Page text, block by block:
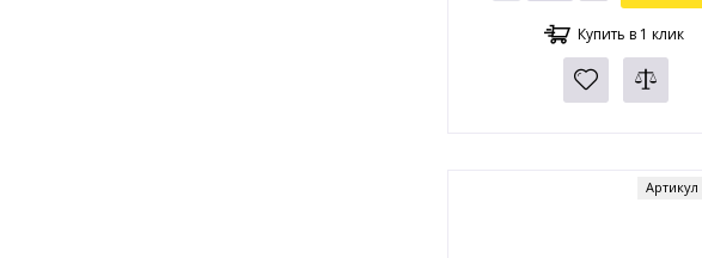
Купить в 1 клик
Артикул